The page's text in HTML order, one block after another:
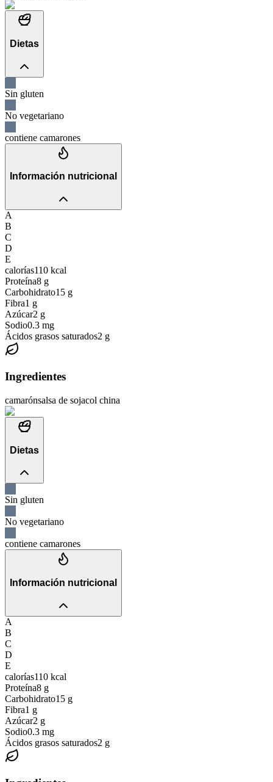
Dietas
Sin gluten
No vegetariano
contiene camarones
Información nutricional
A
B
C
D
E
calorías110 kcal
Proteína8 g
Carbohidrato15 g
Fibra1 g
Azúcar2 g
Sodio0.3 mg
Ácidos grasos saturados2 g
Ingredientes
camarónsalsa de sojacol china
Dietas
Sin gluten
No vegetariano
contiene camarones
Información nutricional
A
B
C
D
E
calorías110 kcal
Proteína8 g
Carbohidrato15 g
Fibra1 g
Azúcar2 g
Sodio0.3 mg
Ácidos grasos saturados2 g